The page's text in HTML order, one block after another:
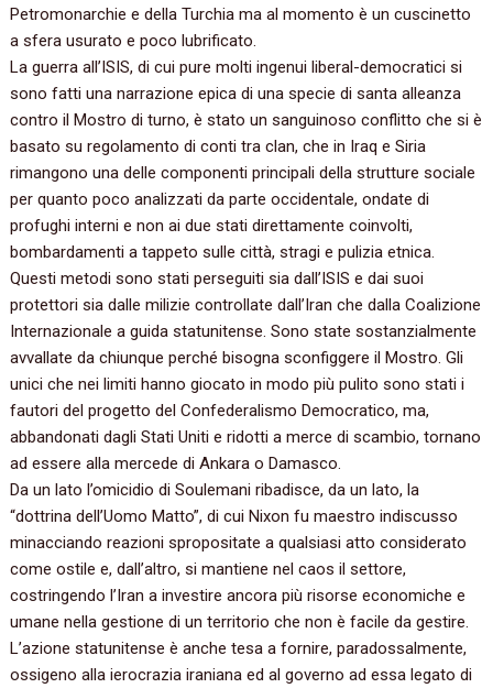
Petromonarchie e della Turchia ma al momento è un cuscinetto
a sfera usurato e poco lubrificato.
La guerra all’ISIS, di cui pure molti ingenui liberal-democratici si
sono fatti una narrazione epica di una specie di santa alleanza
contro il Mostro di turno, è stato un sanguinoso conflitto che si è
basato su regolamento di conti tra clan, che in Iraq e Siria
rimangono una delle componenti principali della strutture sociale
per quanto poco analizzati da parte occidentale, ondate di
profughi interni e non ai due stati direttamente coinvolti,
bombardamenti a tappeto sulle città, stragi e pulizia etnica.
Questi metodi sono stati perseguiti sia dall’ISIS e dai suoi
protettori sia dalle milizie controllate dall’Iran che dalla Coalizione
Internazionale a guida statunitense. Sono state sostanzialmente
avvallate da chiunque perché bisogna sconfiggere il Mostro. Gli
unici che nei limiti hanno giocato in modo più pulito sono stati i
fautori del progetto del Confederalismo Democratico, ma,
abbandonati dagli Stati Uniti e ridotti a merce di scambio, tornano
ad essere alla mercede di Ankara o Damasco.
Da un lato l’omicidio di Soulemani ribadisce, da un lato, la
“dottrina dell’Uomo Matto”, di cui Nixon fu maestro indiscusso
minacciando reazioni spropositate a qualsiasi atto considerato
come ostile e, dall’altro, si mantiene nel caos il settore,
costringendo l’Iran a investire ancora più risorse economiche e
umane nella gestione di un territorio che non è facile da gestire.
L’azione statunitense è anche tesa a fornire, paradossalmente,
ossigeno alla ierocrazia iraniana ed al governo ad essa legato di